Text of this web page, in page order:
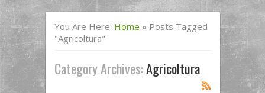
You Are Here: Home » Posts Tagged
"agricoltura"
Category Archives:Agricoltura